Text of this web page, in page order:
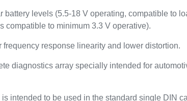
levels (5.5-18 V operating, compatible to
compatible to minimum 3.3 V operative).
response linearity and lower distortion.
diagnostics array specially intended for
intended to be used in the standard single DIN